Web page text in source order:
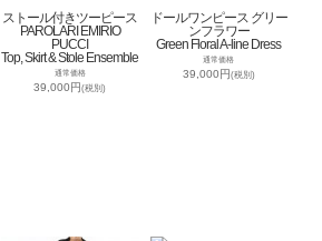
ストール付きツーピース
PAROLARI EMIRIO
PUCCI
Top, Skirt & Stole Ensemble
通常価格
39,000円(税別)
ドールワンピース グリー
ンフラワー
Green Floral A-line Dress
通常価格
39,000円(税別)